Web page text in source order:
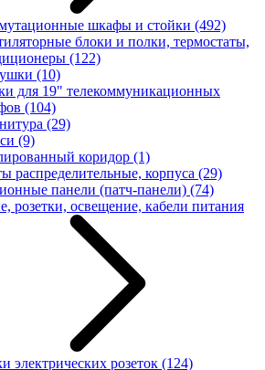
шкафы и стойки (492)
блоки и полки, термостаты,
(122)
(10)
для 19" телекоммуникационных
(104)
(29)
(9)
коридор (1)
распределительные, корпуса (29)
панели (патч-панели) (74)
розетки, освещение, кабели питания
электрических розеток (124)